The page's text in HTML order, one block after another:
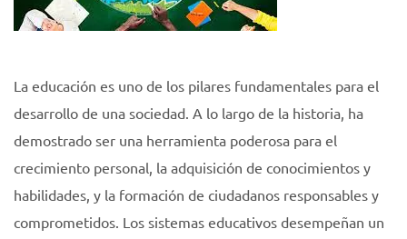
La educación es uno de los pilares fundamentales para el
desarrollo de una sociedad. A lo largo de la historia, ha
demostrado ser una herramienta poderosa para el
crecimiento personal, la adquisición de conocimientos y
habilidades, y la formación de ciudadanos responsables y
comprometidos. Los sistemas educativos desempeñan un